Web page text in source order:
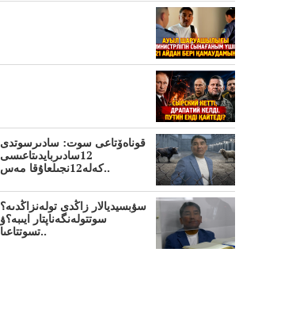
قوناەۆتاعى سوت: سادىرسوتدى
12سادىربايدىتاعىسى
كەلە12نجىلعاۇقا مەس..
سۋبسيديالار زاڭدى تولەنزاڭدىە؟
سوتتولەنگەناپتار ايىبە؟ۋ
تسوتتاعىا..